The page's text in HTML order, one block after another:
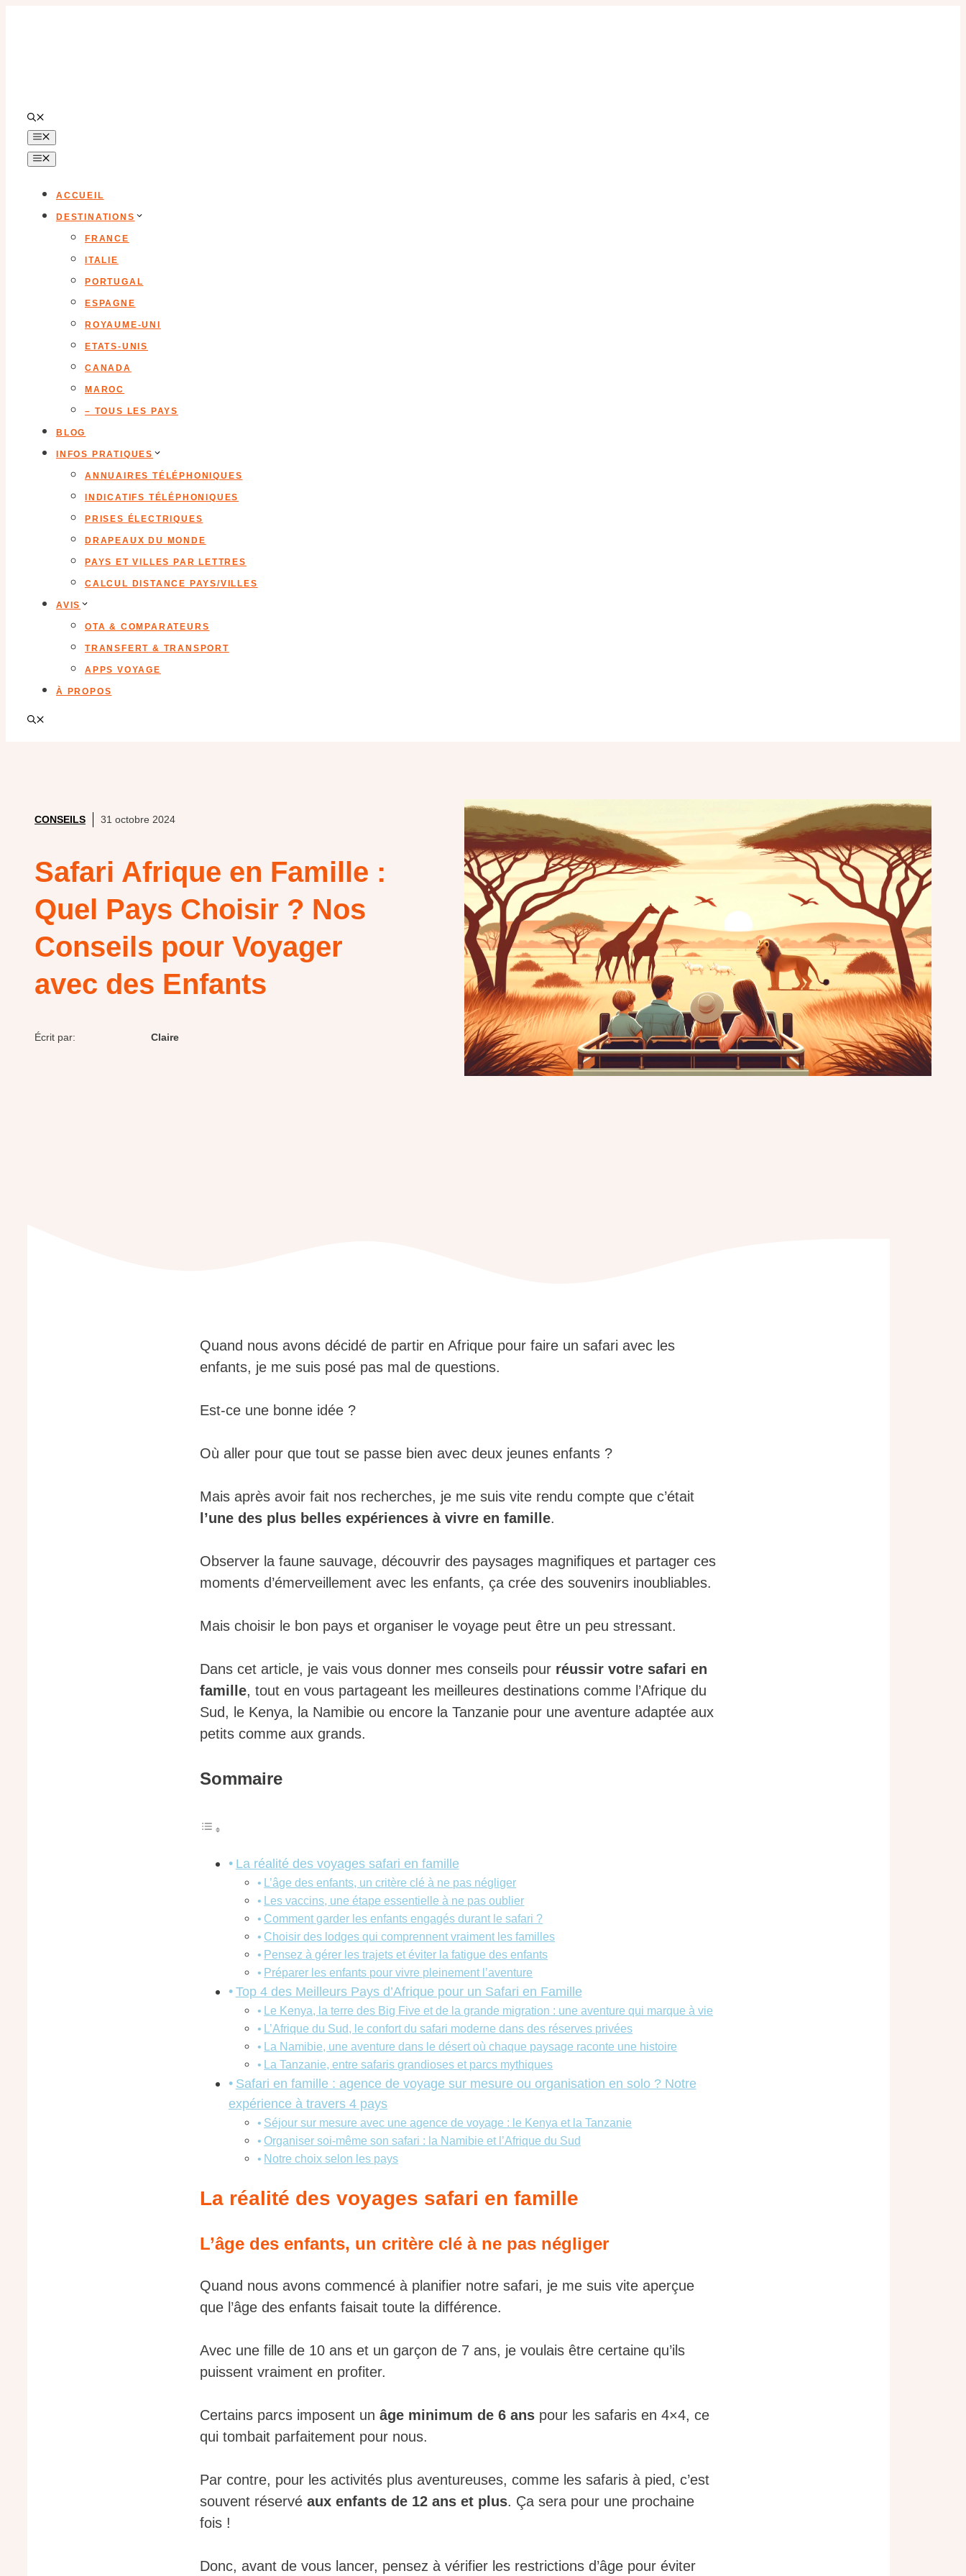
ACCUEIL
DESTINATIONS
FRANCE
ITALIE
PORTUGAL
ESPAGNE
ROYAUME-UNI
ETATS-UNIS
CANADA
MAROC
– TOUS LES PAYS
BLOG
INFOS PRATIQUES
ANNUAIRES TÉLÉPHONIQUES
INDICATIFS TÉLÉPHONIQUES
PRISES ÉLECTRIQUES
DRAPEAUX DU MONDE
PAYS ET VILLES PAR LETTRES
CALCUL DISTANCE PAYS/VILLES
AVIS
OTA & COMPARATEURS
TRANSFERT & TRANSPORT
APPS VOYAGE
À PROPOS
CONSEILS 31 octobre 2024
Safari Afrique en Famille :
Quel Pays Choisir ? Nos
Conseils pour Voyager
avec des Enfants
Écrit par: Claire
Quand nous avons décidé de partir en Afrique pour faire un safari avec les
enfants, je me suis posé pas mal de questions.
Est-ce une bonne idée ?
Où aller pour que tout se passe bien avec deux jeunes enfants ?
Mais après avoir fait nos recherches, je me suis vite rendu compte que c’était
l’une des plus belles expériences à vivre en famille.
Observer la faune sauvage, découvrir des paysages magnifiques et partager ces
moments d’émerveillement avec les enfants, ça crée des souvenirs inoubliables.
Mais choisir le bon pays et organiser le voyage peut être un peu stressant.
Dans cet article, je vais vous donner mes conseils pour réussir votre safari en
famille, tout en vous partageant les meilleures destinations comme l’Afrique du
Sud, le Kenya, la Namibie ou encore la Tanzanie pour une aventure adaptée aux
petits comme aux grands.
Sommaire
La réalité des voyages safari en famille
L’âge des enfants, un critère clé à ne pas négliger
Les vaccins, une étape essentielle à ne pas oublier
Comment garder les enfants engagés durant le safari ?
Choisir des lodges qui comprennent vraiment les familles
Pensez à gérer les trajets et éviter la fatigue des enfants
Préparer les enfants pour vivre pleinement l’aventure
Top 4 des Meilleurs Pays d’Afrique pour un Safari en Famille
Le Kenya, la terre des Big Five et de la grande migration : une aventure qui marque à vie
L’Afrique du Sud, le confort du safari moderne dans des réserves privées
La Namibie, une aventure dans le désert où chaque paysage raconte une histoire
La Tanzanie, entre safaris grandioses et parcs mythiques
Safari en famille : agence de voyage sur mesure ou organisation en solo ? Notre
expérience à travers 4 pays
Séjour sur mesure avec une agence de voyage : le Kenya et la Tanzanie
Organiser soi-même son safari : la Namibie et l’Afrique du Sud
Notre choix selon les pays
La réalité des voyages safari en famille
L’âge des enfants, un critère clé à ne pas négliger
Quand nous avons commencé à planifier notre safari, je me suis vite aperçue
que l’âge des enfants faisait toute la différence.
Avec une fille de 10 ans et un garçon de 7 ans, je voulais être certaine qu’ils
puissent vraiment en profiter.
Certains parcs imposent un âge minimum de 6 ans pour les safaris en 4×4, ce
qui tombait parfaitement pour nous.
Par contre, pour les activités plus aventureuses, comme les safaris à pied, c’est
souvent réservé aux enfants de 12 ans et plus. Ça sera pour une prochaine
fois !
Donc, avant de vous lancer, pensez à vérifier les restrictions d’âge pour éviter